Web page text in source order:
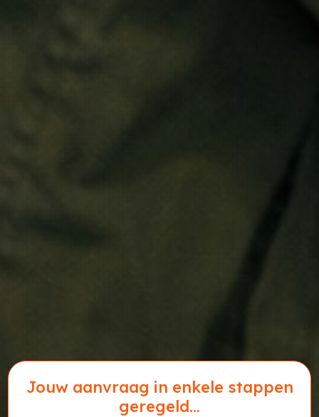
Jouw aanvraag in enkele stappen
geregeld...